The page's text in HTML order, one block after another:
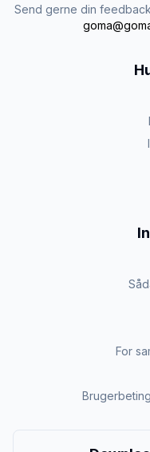
Send gerne din
For